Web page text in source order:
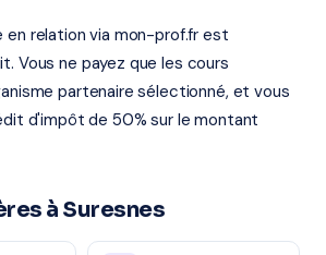
en relation via mon-prof.fr est
Vous ne payez que les cours
partenaire sélectionné, et vous
d'impôt de 50% sur le montant
à Suresnes